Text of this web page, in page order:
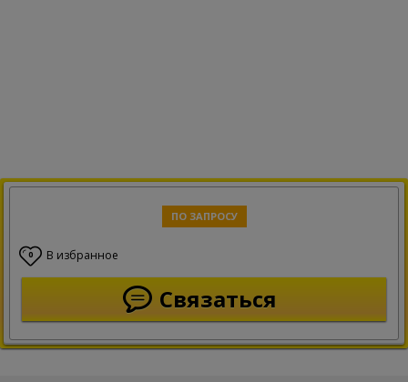
ПО ЗАПРОСУ
0 В избранное
Связаться